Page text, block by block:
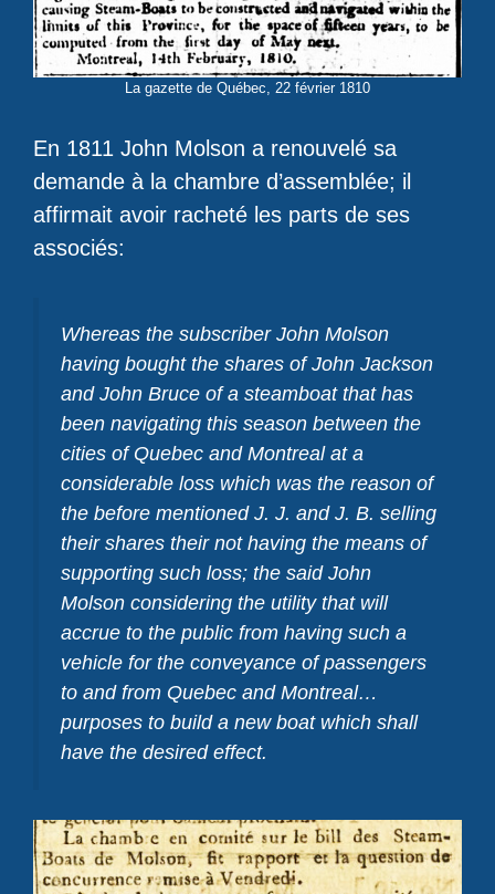
La gazette de Québec, 22 février 1810
En 1811 John Molson a renouvelé sa
demande à la chambre d’assemblée; il
affirmait avoir racheté les parts de ses
associés:
Whereas the subscriber John Molson
having bought the shares of John Jackson
and John Bruce of a steamboat that has
been navigating this season between the
cities of Quebec and Montreal at a
considerable loss which was the reason of
the before mentioned J. J. and J. B. selling
their shares their not having the means of
supporting such loss; the said John
Molson considering the utility that will
accrue to the public from having such a
vehicle for the conveyance of passengers
to and from Quebec and Montreal…
purposes to build a new boat which shall
have the desired effect.